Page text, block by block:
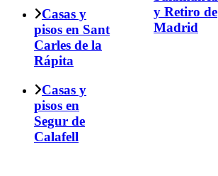
Casas y
pisos en Sant
Carles de la
Rápita
Casas y
pisos en
Segur de
Calafell
y Retiro de
Madrid